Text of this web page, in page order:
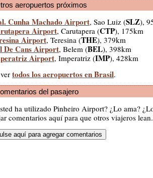
aeropuertos próximos
Cunha Machado Airport, Sao Luiz (SLZ),
Airport, Carutapera (CTP), 175km
Airport, Teresina (THE), 379km
De Cans Airport, Belem (BEL), 398km
Airport, Imperatriz (IMP), 428km
todos los aeropuertos en Brasil.
del pasajero
ha utilizado Pinheiro Airport? ¿Lo ama?
comentarios aquí para que otros viajeros lean.